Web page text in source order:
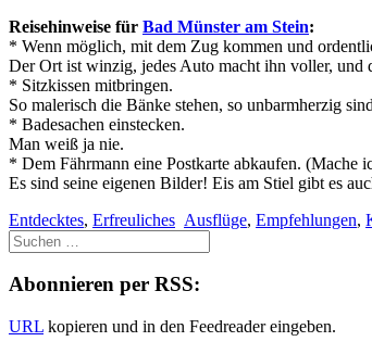
Reisehinweise für Bad Münster am Stein:
* Wenn möglich, mit dem Zug kommen und
Der Ort ist winzig, jedes Auto macht ihn voller, und
* Sitzkissen mitbringen.
So malerisch die Bänke stehen, so unbarmherzig
* Badesachen einstecken.
Man weiß ja nie.
* Dem Fährmann eine Postkarte abkaufen. (Mache
Es sind seine eigenen Bilder! Eis am Stiel gibt es
Entdecktes, Erfreuliches Ausflüge, Empfehlungen,
Abonnieren per RSS:
URL kopieren und in den Feedreader eingeben.